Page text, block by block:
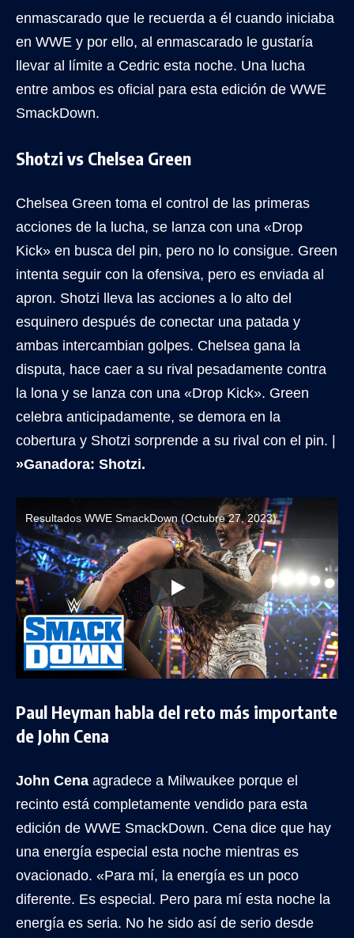
enmascarado que le recuerda a él cuando iniciaba
en WWE y por ello, al enmascarado le gustaría
llevar al límite a Cedric esta noche. Una lucha
entre ambos es oficial para esta edición de WWE
SmackDown.
Shotzi vs Chelsea Green
Chelsea Green toma el control de las primeras
acciones de la lucha, se lanza con una «Drop
Kick» en busca del pin, pero no lo consigue. Green
intenta seguir con la ofensiva, pero es enviada al
apron. Shotzi lleva las acciones a lo alto del
esquinero después de conectar una patada y
ambas intercambian golpes. Chelsea gana la
disputa, hace caer a su rival pesadamente contra
la lona y se lanza con una «Drop Kick». Green
celebra anticipadamente, se demora en la
cobertura y Shotzi sorprende a su rival con el pin. |
»Ganadora: Shotzi.
Resultados WWE SmackDown (Octubre 27, 2023)
Paul Heyman habla del reto más importante
de John Cena
John Cena agradece a Milwaukee porque el
recinto está completamente vendido para esta
edición de WWE SmackDown. Cena dice que hay
una energía especial esta noche mientras es
ovacionado. «Para mí, la energía es un poco
diferente. Es especial. Pero para mí esta noche la
energía es seria. No he sido así de serio desde